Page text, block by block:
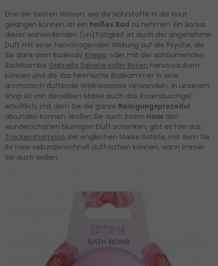
Eine der besten Weisen, wie die Nährstoffe in die Haut
gelangen können, ist ein heißes Bad zu nehmen. Ein Bonus
dieser wohlwollenden (Un)Tätigkeit ist auch der angenehme
Duft mit einer hervorragenden Wirkung auf die Psyche, die
Sie dank dem Badesalz Kneipp oder mit der schäumenden
Badebombe Gabriella Salvete voller Rosen hervorzaubern
können und die das heimische Badezimmer in eine
aromatisch duftende Wellnessoase verwandeln. In unserem
Shop ist von derselben Marke auch das Rosenduschgel
erhältlich, mit dem Sie die ganze Reinigungsprozedur
abrunden können. Wollen Sie auch Ihrem Haar den
wunderschönen blumigen Duft schenken, gibt es hier das
Trockenshampoo der englischen Marke Batiste, mit dem Sie
Ihr Haar sekundenschnell auffrischen können, wann immer
Sie auch wollen.